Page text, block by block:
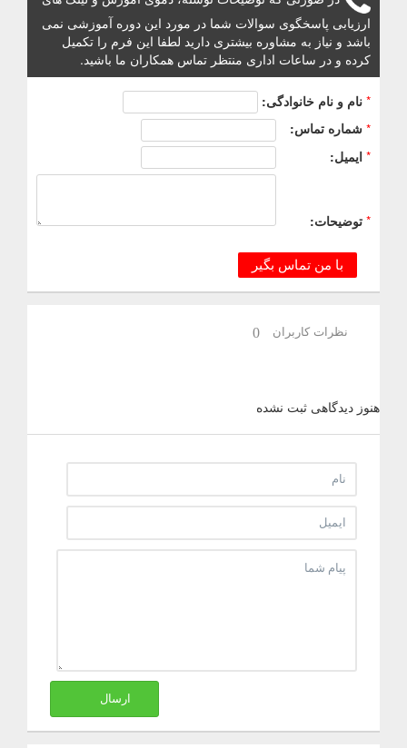
ارزیابی پاسخگوی سوالات شما در مورد این دوره آموزشی نمی
باشد و نیاز به مشاوره بیشتری دارید لطفا این فرم را تکمیل
کرده و در ساعات اداری منتظر تماس همکاران ما باشید.
* نام و نام خانوادگی:
* شماره تماس:
* ایمیل:
* توضیحات:
با من تماس بگیر
نظرات کاربران 0
هنوز دیدگاهی ثبت نشده
ارسال